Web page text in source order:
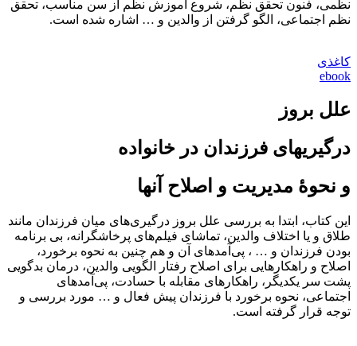
نظمی، فنون تحقق نظم، شروع آموزش نظم از سن مناسب، تحقق
نظم اجتماعی، الگو گرفتن از والدین و … اشاره شده است.
کاغذی
ebook
علل بروز
درگیری‎های فرزندان در خانواده
و نحوۀ مدیریت و اصلاح آن‎ها
این کتاب، ابتدا به بررسی علل بروز درگیری‌های میان فرزندان مانند
طلاق و یا اختلاف والدین، تماشای فیلم‌های پرخاشگرانه، بی برنامه
بودن فرزندان و … ، پی‌آمدهای آن و هم چنین به نحوه برخورد،
اصلاح و راهکارهایی برای اصلاح رفتار الگویی والدین، درمان بدگویی
پشت سر یکدیگر، راهکارهای مقابله با حسادت، پی‌آمدهای
اجتماعی، نحوه برخورد با فرزندان پیش فعال و … مورد بررسی و
توجه قرار گرفته است.